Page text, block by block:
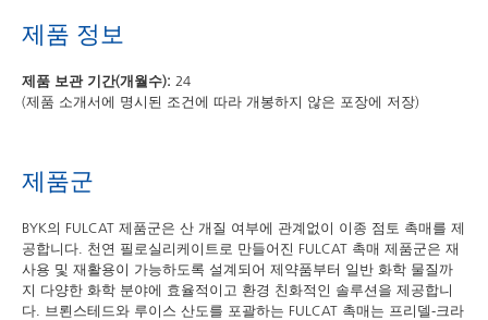
제품 정보
제품 보관 기간(개월수): 24
(제품 소개서에 명시된 조건에 따라 개봉하지 않은 포장에 저장)
제품군
BYK의 FULCAT 제품군은 산 개질 여부에 관계없이 이종 점토 촉매를 제
공합니다. 천연 필로실리케이트로 만들어진 FULCAT 촉매 제품군은 재
사용 및 재활용이 가능하도록 설계되어 제약품부터 일반 화학 물질까
지 다양한 화학 분야에 효율적이고 환경 친화적인 솔루션을 제공합니
다. 브뢴스테드와 루이스 산도를 포괄하는 FULCAT 촉매는 프리델-크라